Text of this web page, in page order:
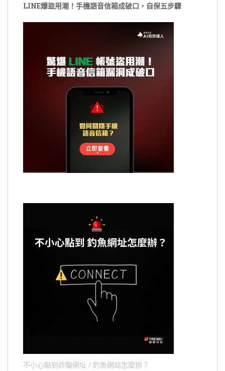
LINE爆盜用潮！手機語音信箱成破口，自保五步驟
不小心點到詐騙網址 / 釣魚網站怎麼辦？